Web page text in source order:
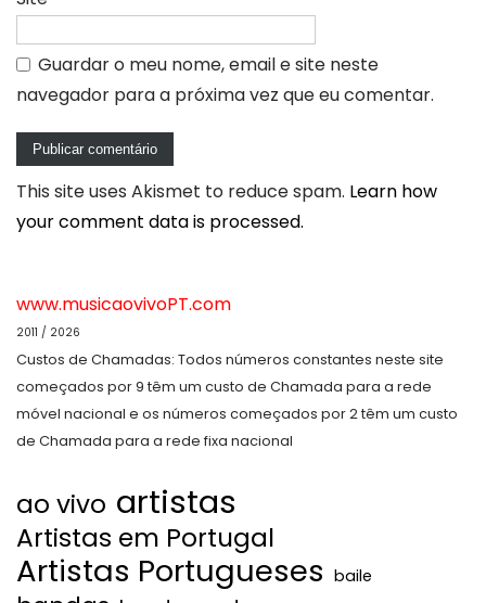
Guardar o meu nome, email e site neste
navegador para a próxima vez que eu comentar.
This site uses Akismet to reduce spam. Learn how
your comment data is processed.
www.musicaovivoPT.com
2011 / 2026
Custos de Chamadas: Todos números constantes neste site
começados por 9 têm um custo de Chamada para a rede
móvel nacional e os números começados por 2 têm um custo
de Chamada para a rede fixa nacional
ao vivo artistas
Artistas em Portugal
Artistas Portugueses baile